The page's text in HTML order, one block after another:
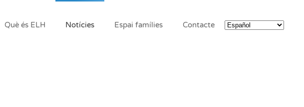
Què és ELH Notícies Espai famílies Contacte